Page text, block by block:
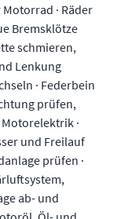
· Räder
Bremsklötze
schmieren,
Lenkung
· Federbein
prüfen,
·
und Freilauf
prüfen ·
ab- und